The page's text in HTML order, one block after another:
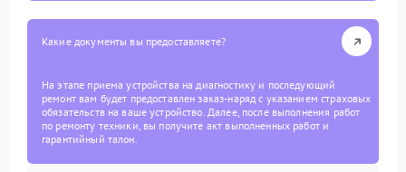
Какие документы вы предоставляете?
На этапе приема устройства на диагностику и последующий
ремонт вам будет предоставлен заказ-наряд с указанием страховых
обязательств на ваше устройство. Далее, после выполнения работ
по ремонту техники, вы получите акт выполненных работ и
гарантийный талон.